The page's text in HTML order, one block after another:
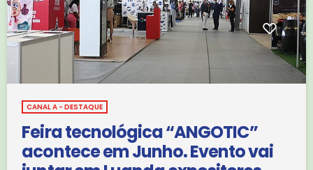
CANAL A - DESTAQUE
Feira tecnológica “ANGOTIC”
acontece em Junho. Evento vai